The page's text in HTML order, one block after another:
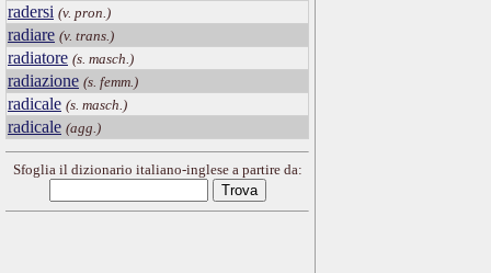
radersi (v. pron.)
radiare (v. trans.)
radiatore (s. masch.)
radiazione (s. femm.)
radicale (s. masch.)
radicale (agg.)
Sfoglia il dizionario italiano-inglese a partire da: